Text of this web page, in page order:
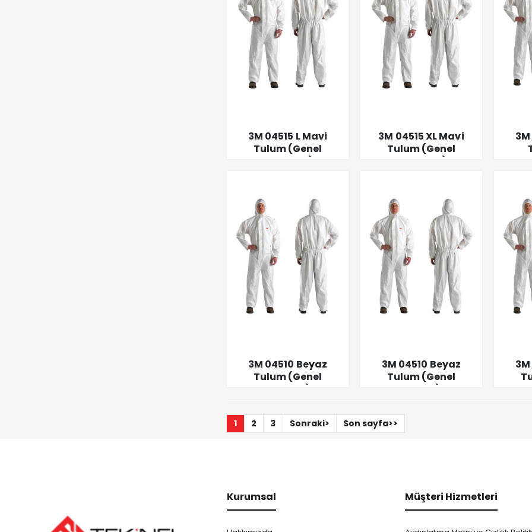
3M 04515 L Mavi
Tulum (Genel
Kullanım)
3M 04515 XL Mavi
Tulum (Genel
Kullanım)
3M 04510 Beyaz
Tulum (Genel
Kullanım) L
3M 04510 Beyaz
Tulum (Genel
Kullanım) XL
1 2 3 Sonraki> Son sayfa>>
Kurumsal Müşteri Hizmetleri